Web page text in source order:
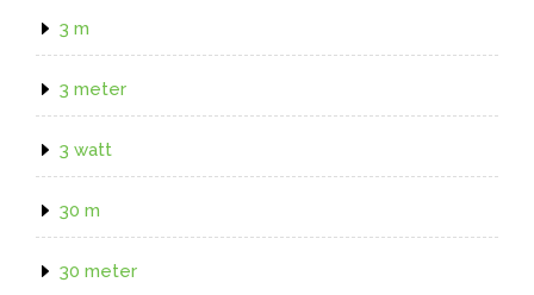
3 m
3 meter
3 watt
30 m
30 meter